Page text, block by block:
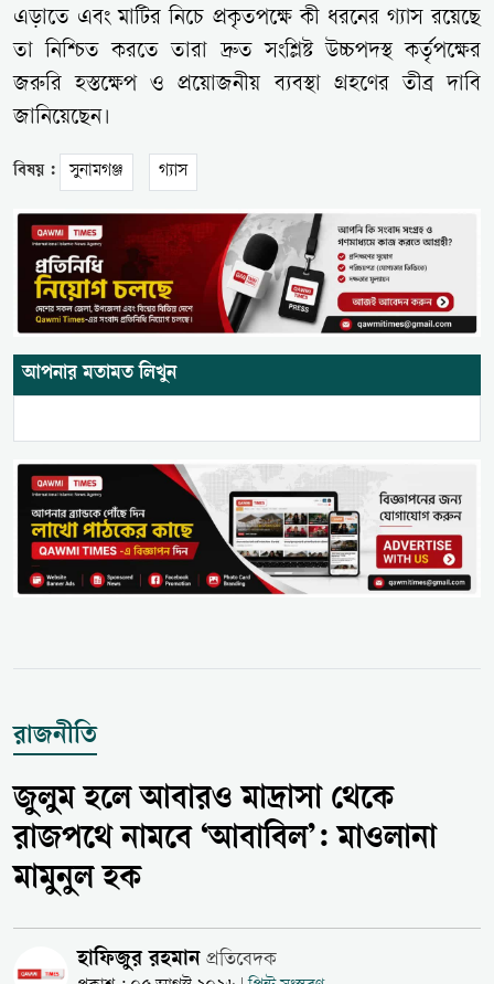
এড়াতে এবং মাটির নিচে প্রকৃতপক্ষে কী ধরনের গ্যাস রয়েছে
তা নিশ্চিত করতে তারা দ্রুত সংশ্লিষ্ট উচ্চপদস্থ কর্তৃপক্ষের
জরুরি হস্তক্ষেপ ও প্রয়োজনীয় ব্যবস্থা গ্রহণের তীব্র দাবি
জানিয়েছেন।
বিষয় : সুনামগঞ্জ গ্যাস
আপনার মতামত লিখুন
রাজনীতি
জুলুম হলে আবারও মাদ্রাসা থেকে
রাজপথে নামবে ‘আবাবিল’: মাওলানা
মামুনুল হক
হাফিজুর রহমান প্রতিবেদক